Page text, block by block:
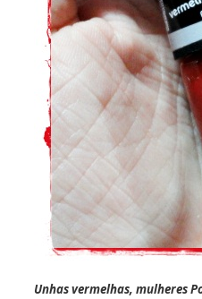
Unhas vermelhas, mulheres